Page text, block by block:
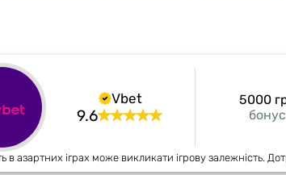
Vbet
9.6 бонус
5000
в азартних іграх може викликати ігрову залежність.